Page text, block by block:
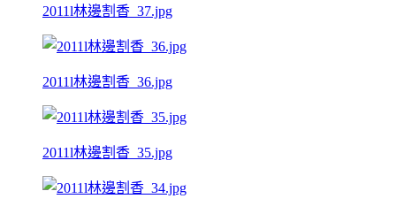
2011l林邊割香_37.jpg
2011l林邊割香_36.jpg
2011l林邊割香_35.jpg